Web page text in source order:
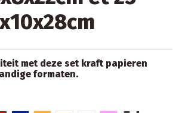
met deze set kraft papieren
formaten.